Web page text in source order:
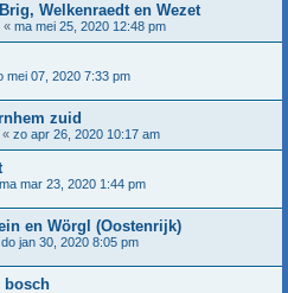
Welkenraedt en Wezet
« ma mei 25, 2020 12:48 pm
mei 07, 2020 7:33 pm
zuid
« zo apr 26, 2020 10:17 am
ma mar 23, 2020 1:44 pm
en Wörgl (Oostenrijk)
do jan 30, 2020 8:05 pm
bosch